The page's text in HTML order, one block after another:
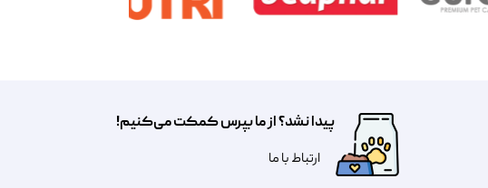
پیدا نشد؟ از ما بپرس کمکت می‌کنیم!
​​​ارتباط با ما